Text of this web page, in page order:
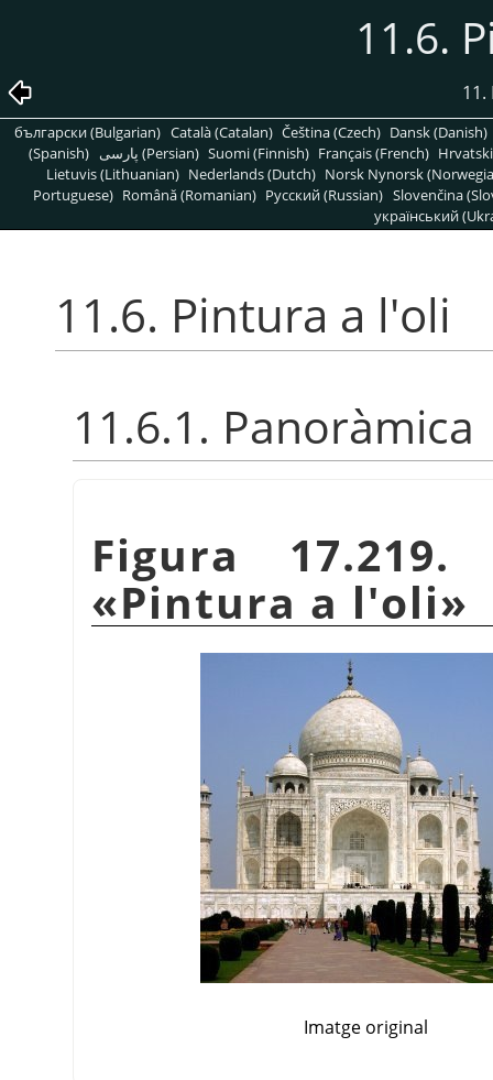
11.6.
български (Bulgarian) Català (Catalan) Čeština (Czech) Dansk (Danish)
(Spanish)
پارسی (Persian) Suomi (Finnish) Français (French)
Lietuvis (Lithuanian) Nederlands (Dutch) Norsk Nynorsk
Portuguese) Română (Romanian) Pусский (Russian) Slovenčina
український
11.6. Pintura a l'oli
11.6.1. Panoràmica
Figura
«Pintura a l'oli»
Imatge original